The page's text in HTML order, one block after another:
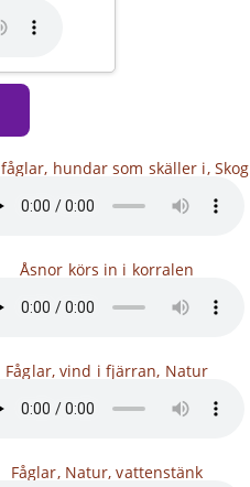
fåglar, hundar som skäller i, Skog
Åsnor körs in i korralen
Fåglar, vind i fjärran, Natur
Fåglar, Natur, vattenstänk